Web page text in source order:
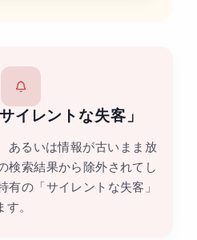
サイレントな失客」
あるいは情報が古いまま放
検索結果から除外されてし
有の「サイレントな失客」
。